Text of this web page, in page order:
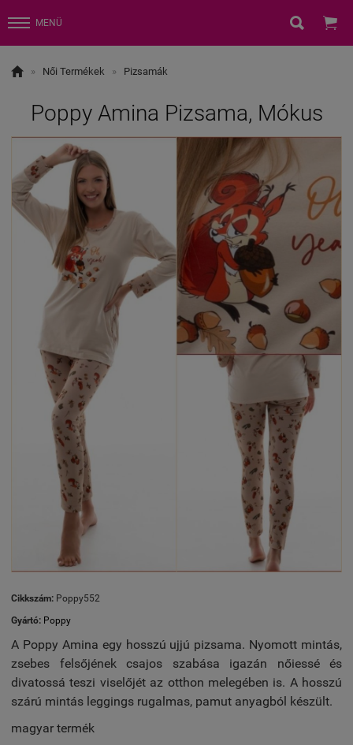
MENÜ  
 » Női Termékek » Pizsamák
Poppy Amina Pizsama, Mókus
Cikkszám: Poppy552
Gyártó: Poppy
A Poppy Amina egy hosszú ujjú pizsama. Nyomott mintás,
zsebes felsőjének csajos szabása igazán nőiessé és
divatossá teszi viselőjét az otthon melegében is. A hosszú
szárú mintás leggings rugalmas, pamut anyagból készült.
magyar termék